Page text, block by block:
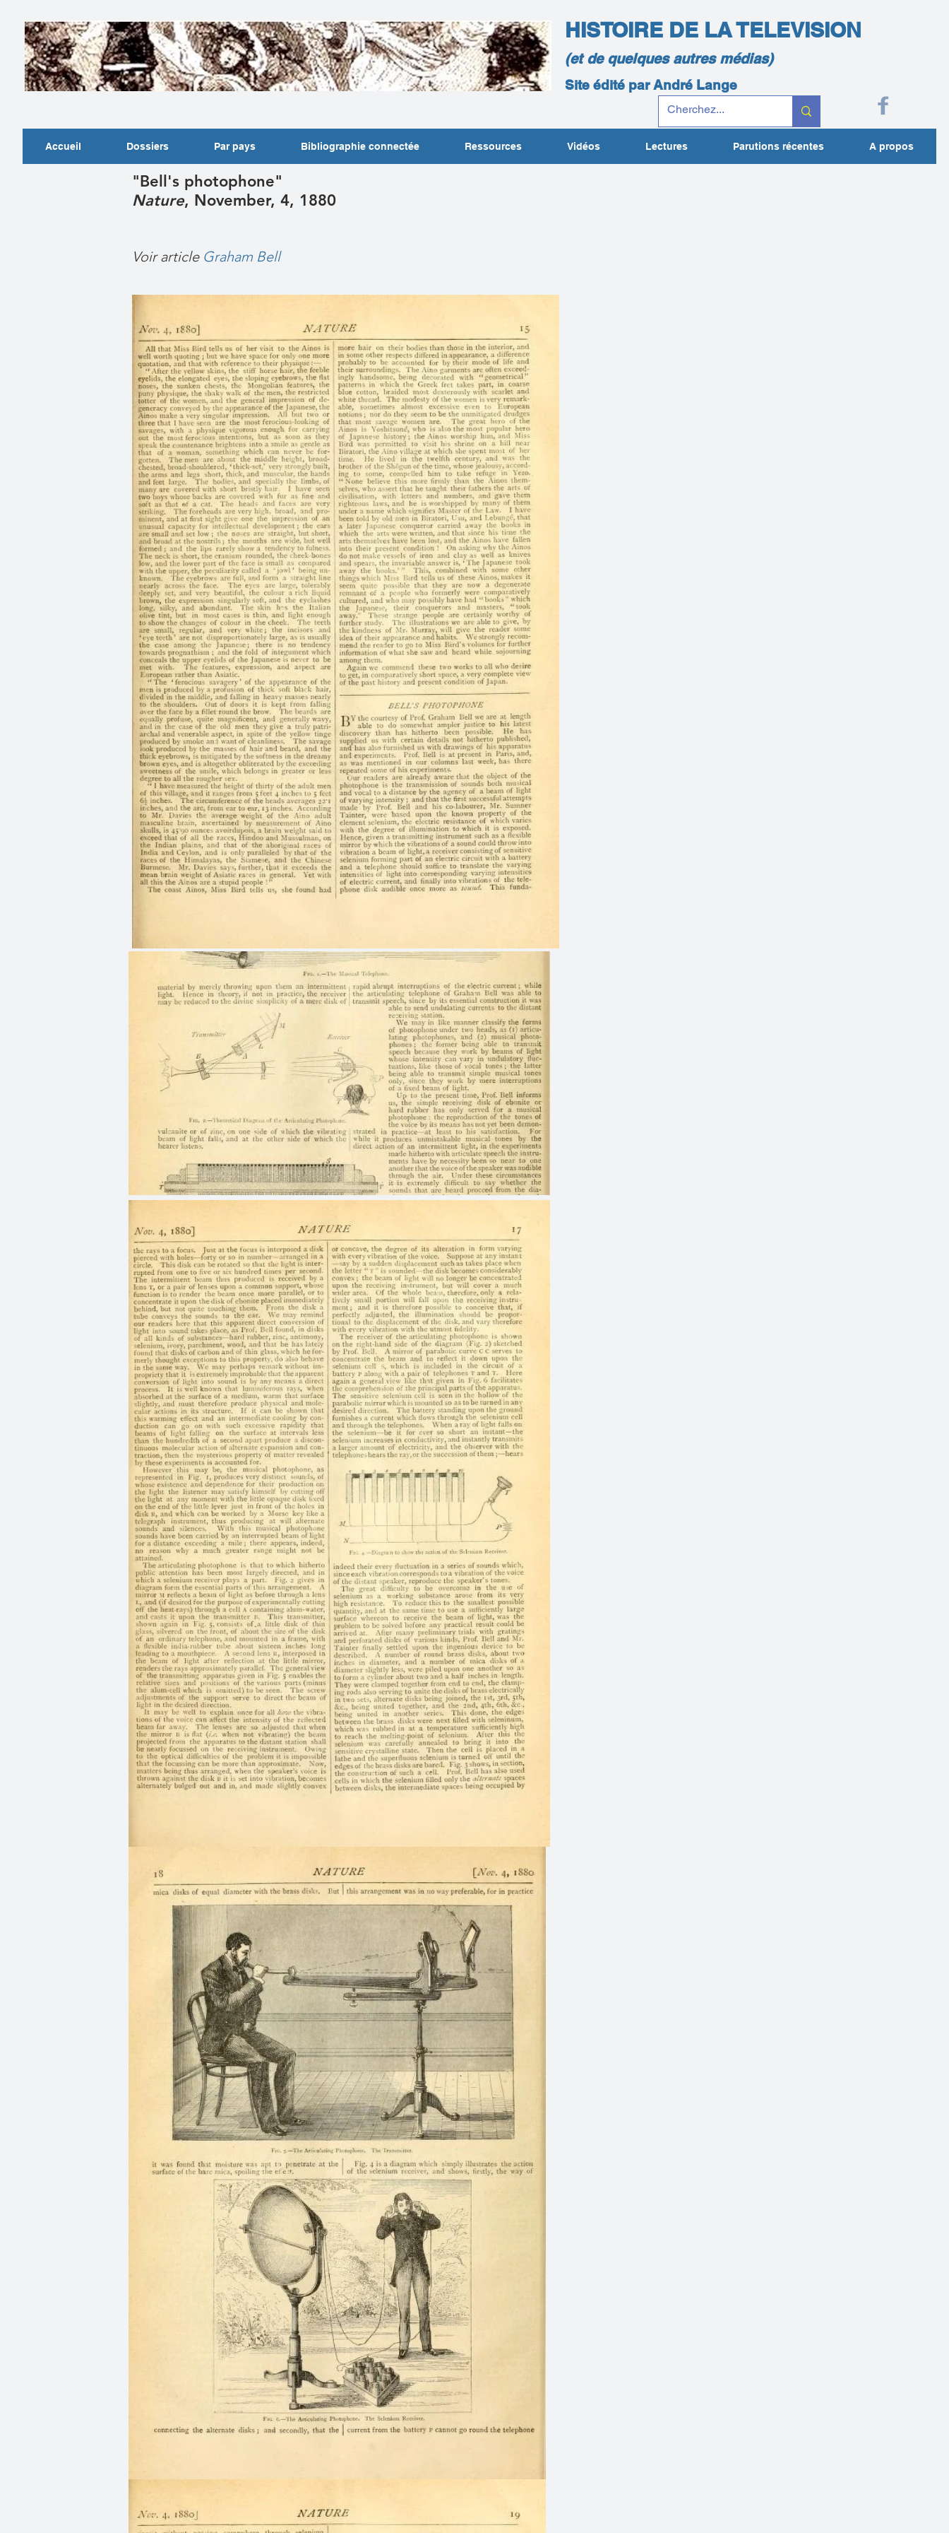
HISTOIRE DE LA TELEVISION
(et de quelques autres médias)
Site édité par André Lange
Accueil Dossiers Par pays Bibliographie connectée Ressources Vidéos Lectures Parutions récentes A propos
"Bell's photophone"
Nature, November, 4, 1880
Voir article Graham Bell